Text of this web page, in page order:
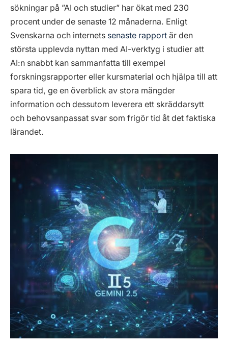
sökningar på ”AI och studier” har ökat med 230
procent under de senaste 12 månaderna. Enligt
Svenskarna och internets senaste rapport är den
största upplevda nyttan med AI-verktyg i studier att
AI:n snabbt kan sammanfatta till exempel
forskningsrapporter eller kursmaterial och hjälpa till att
spara tid, ge en överblick av stora mängder
information och dessutom leverera ett skräddarsytt
och behovsanpassat svar som frigör tid åt det faktiska
lärandet.